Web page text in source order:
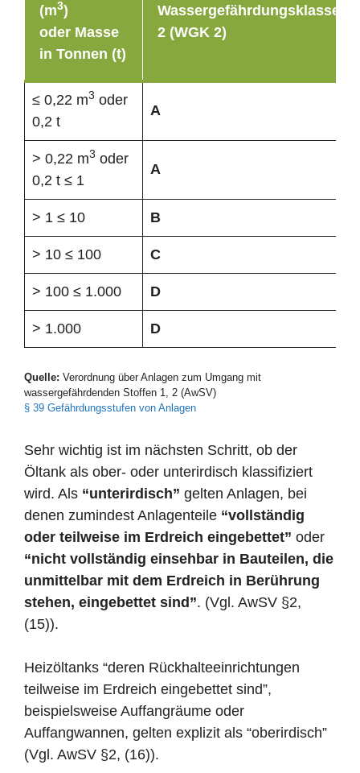
(m3)
oder Masse
in Tonnen (t)
Wassergefährdungsklasse
2 (WGK 2)
≤ 0,22 m3 oder
0,2 t
A
> 0,22 m3 oder
0,2 t ≤ 1
A
> 1 ≤ 10 B
> 10 ≤ 100 C
> 100 ≤ 1.000 D
> 1.000 D
Quelle: Verordnung über Anlagen zum Umgang mit
wassergefährdenden Stoffen 1, 2 (AwSV)
§ 39 Gefährdungsstufen von Anlagen
Sehr wichtig ist im nächsten Schritt, ob der
Öltank als ober- oder unterirdisch klassifiziert
wird. Als “unterirdisch” gelten Anlagen, bei
denen zumindest Anlagenteile “vollständig
oder teilweise im Erdreich eingebettet” oder
“nicht vollständig einsehbar in Bauteilen, die
unmittelbar mit dem Erdreich in Berührung
stehen, eingebettet sind”. (Vgl. AwSV §2,
(15)).
Heizöltanks “deren Rückhalteeinrichtungen
teilweise im Erdreich eingebettet sind”,
beispielsweise Auffangräume oder
Auffangwannen, gelten explizit als “oberirdisch”
(Vgl. AwSV §2, (16)).